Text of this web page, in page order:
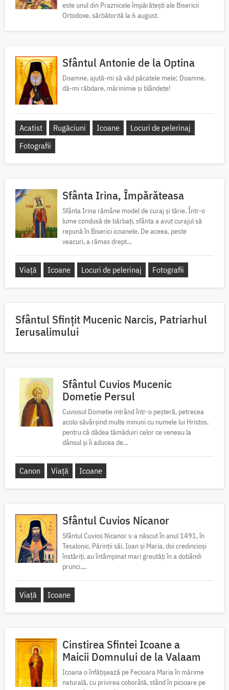
este unul din Praznicele împărătești ale Bisericii
Ortodoxe, sărbătorită la 6 august.
Sfântul Antonie de la Optina
Doamne, ajută-mi să văd păcatele mele; Doamne,
dă-mi răbdare, mărinimie şi blândeţe!
Acatist Rugăciuni Icoane
Locuri de pelerinaj
Fotografii
Sfânta Irina, Împărăteasa
Sfânta Irina rămâne model de curaj și tărie. Într-o
lume condusă de bărbați, sfânta a avut curajul să
repună în Biserici icoanele. De aceea, peste
veacuri, a rămas drept...
Viață Icoane Locuri de pelerinaj Fotografii
Sfântul Sfinţit Mucenic Narcis, Patriarhul
Ierusalimului
Sfântul Cuvios Mucenic
Dometie Persul
Cuviosul Dometie intrând într-o peșteră, petrecea
acolo săvârșind multe minuni cu numele lui Hristos,
pentru că dădea tămăduiri celor ce veneau la
dânsul și îi aducea de...
Canon Viață Icoane
Sfântul Cuvios Nicanor
Sfântul Cuvios Nicanor s-a născut în anul 1491, în
Tesalonic. Părinții săi, Ioan și Maria, doi credincioși
înstăriți, au întâmpinat mari greutăți în a dobândi
prunci....
Viață Icoane
Cinstirea Sfintei Icoane a
Maicii Domnului de la Valaam
Icoana o înfățișează pe Fecioara Maria în mărime
naturală, cu privirea coborâtă, stând în picioare pe